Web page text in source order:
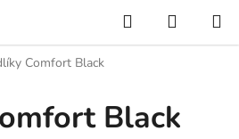
Hledat
KOŠÍK
Comfort Black
Black